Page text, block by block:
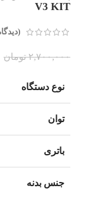
V3 KIT
۲,۷۰۰,۰۰۰ تومان
نوع دستگاه
توان
باتری
جنس بدنه